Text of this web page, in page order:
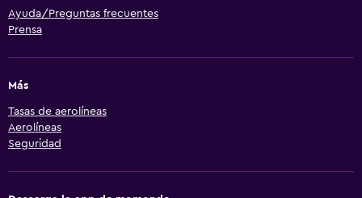
Ayuda/Preguntas frecuentes
Prensa
Más
Tasas de aerolíneas
Aerolíneas
Seguridad